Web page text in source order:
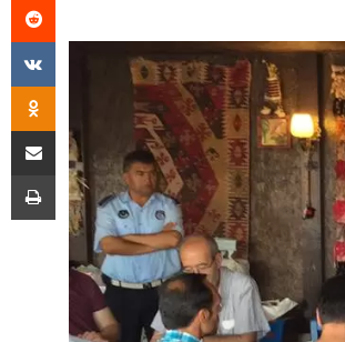
VKontakte
Odnoklassniki
E-Posta İle Paylaş
Yazdır